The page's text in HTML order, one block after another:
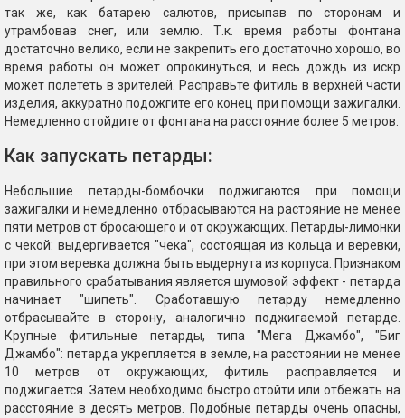
так же, как батарею салютов, присыпав по сторонам и
утрамбовав снег, или землю. Т.к. время работы фонтана
достаточно велико, если не закрепить его достаточно хорошо, во
время работы он может опрокинуться, и весь дождь из искр
может полететь в зрителей. Расправьте фитиль в верхней части
изделия, аккуратно подожгите его конец при помощи зажигалки.
Немедленно отойдите от фонтана на расстояние более 5 метров.
Как запускать петарды:
Небольшие петарды-бомбочки поджигаются при помощи
зажигалки и немедленно отбрасываются на растояние не менее
пяти метров от бросающего и от окружающих. Петарды-лимонки
с чекой: выдергивается "чека", состоящая из кольца и веревки,
при этом веревка должна быть выдернута из корпуса. Признаком
правильного срабатывания является шумовой эффект - петарда
начинает "шипеть". Сработавшую петарду немедленно
отбрасывайте в сторону, аналогично поджигаемой петарде.
Крупные фитильные петарды, типа "Мега Джамбо", "Биг
Джамбо": петарда укрепляется в земле, на расстоянии не менее
10 метров от окружающих, фитиль расправляется и
поджигается. Затем необходимо быстро отойти или отбежать на
расстояние в десять метров. Подобные петарды очень опасны,